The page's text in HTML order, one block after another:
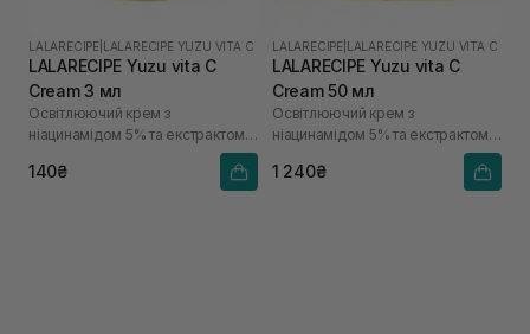
LALARECIPE LALARECIPE YUZU VITA C
LALARECIPE Yuzu vita C
Cream 3 мл
Освітлюючий крем з
ніацинамідом 5% та екстрактом
140₴
LALARECIPE LALARECIPE YUZU VITA C
LALARECIPE Yuzu vita C
Cream 50 мл
Освітлюючий крем з
ніацинамідом 5% та екстрактом
1 240₴